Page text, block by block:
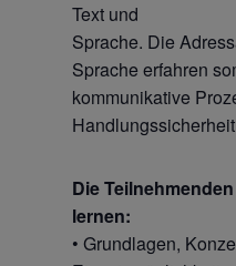
Text und
Sprache. Die
Sprache erfahren
kommunikative
Die
lernen:
• Grundlagen,